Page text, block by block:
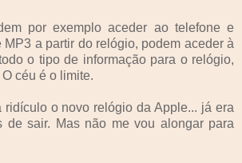
por exemplo aceder ao telefone e
MP3 a partir do relógio, podem aceder à
o tipo de informação para o relógio,
céu é o limite.
ridículo o novo relógio da Apple... já era
de sair. Mas não me vou alongar para